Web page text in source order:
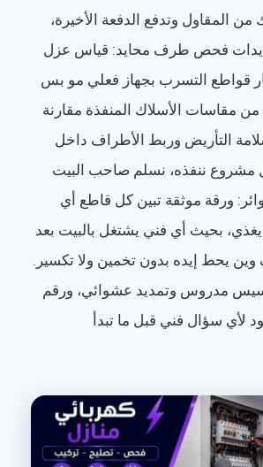
من المقاول وتدفع الدفعة الأخيرة،
فحص طرف محايد: قياس عزل
قواطع التسرب بجهاز فعلي مو بس
من مقاسات الأسلاك المنفذة مقارنة
التأريض وربط الأطراف داخل
مشروع ننفذه، نسلم صاحب البيت
ورقة موثقة تبين كل قاطع أي
بحيث أي فني يشتغل بالبيت بعد
يحط إيده بدون تخمين ولا تكسير.
مدروس وتمديد عشوائي، ورقم
لأي سؤال فني قبل ما تبدأ